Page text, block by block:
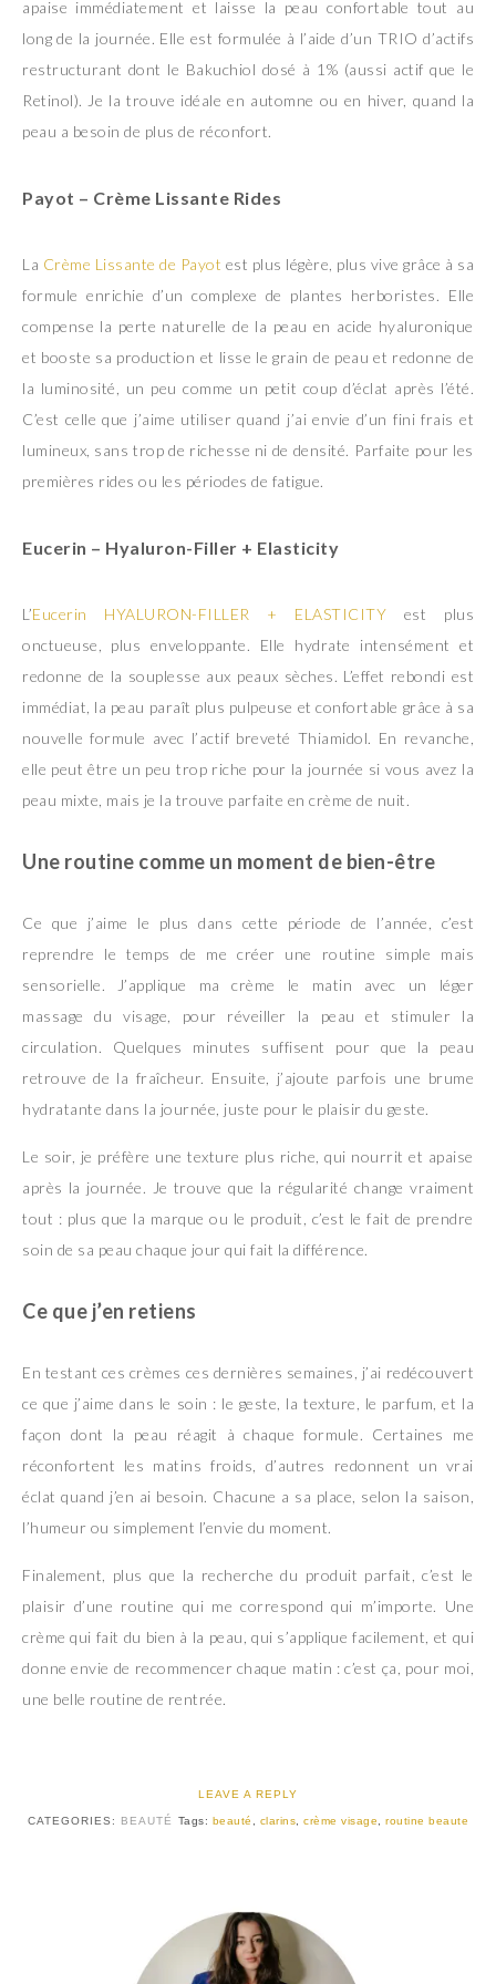
apaise immédiatement et laisse la peau confortable tout au
long de la journée. Elle est formulée à l’aide d’un TRIO d’actifs
restructurant dont le Bakuchiol dosé à 1% (aussi actif que le
Retinol). Je la trouve idéale en automne ou en hiver, quand la
peau a besoin de plus de réconfort.
Payot – Crème Lissante Rides
La Crème Lissante de Payot est plus légère, plus vive grâce à sa
formule enrichie d’un complexe de plantes herboristes. Elle
compense la perte naturelle de la peau en acide hyaluronique
et booste sa production et lisse le grain de peau et redonne de
la luminosité, un peu comme un petit coup d’éclat après l’été.
C’est celle que j’aime utiliser quand j’ai envie d’un fini frais et
lumineux, sans trop de richesse ni de densité. Parfaite pour les
premières rides ou les périodes de fatigue.
Eucerin – Hyaluron-Filler + Elasticity
L’Eucerin HYALURON-FILLER + ELASTICITY est plus
onctueuse, plus enveloppante. Elle hydrate intensément et
redonne de la souplesse aux peaux sèches. L’effet rebondi est
immédiat, la peau paraît plus pulpeuse et confortable grâce à sa
nouvelle formule avec l’actif breveté Thiamidol. En revanche,
elle peut être un peu trop riche pour la journée si vous avez la
peau mixte, mais je la trouve parfaite en crème de nuit.
Une routine comme un moment de bien-être
Ce que j’aime le plus dans cette période de l’année, c’est
reprendre le temps de me créer une routine simple mais
sensorielle. J’applique ma crème le matin avec un léger
massage du visage, pour réveiller la peau et stimuler la
circulation. Quelques minutes suffisent pour que la peau
retrouve de la fraîcheur. Ensuite, j’ajoute parfois une brume
hydratante dans la journée, juste pour le plaisir du geste.
Le soir, je préfère une texture plus riche, qui nourrit et apaise
après la journée. Je trouve que la régularité change vraiment
tout : plus que la marque ou le produit, c’est le fait de prendre
soin de sa peau chaque jour qui fait la différence.
Ce que j’en retiens
En testant ces crèmes ces dernières semaines, j’ai redécouvert
ce que j’aime dans le soin : le geste, la texture, le parfum, et la
façon dont la peau réagit à chaque formule. Certaines me
réconfortent les matins froids, d’autres redonnent un vrai
éclat quand j’en ai besoin. Chacune a sa place, selon la saison,
l’humeur ou simplement l’envie du moment.
Finalement, plus que la recherche du produit parfait, c’est le
plaisir d’une routine qui me correspond qui m’importe. Une
crème qui fait du bien à la peau, qui s’applique facilement, et qui
donne envie de recommencer chaque matin : c’est ça, pour moi,
une belle routine de rentrée.
LEAVE A REPLY
CATEGORIES: BEAUTÉ Tags: beauté clarins ,crème visage ,routine beaute